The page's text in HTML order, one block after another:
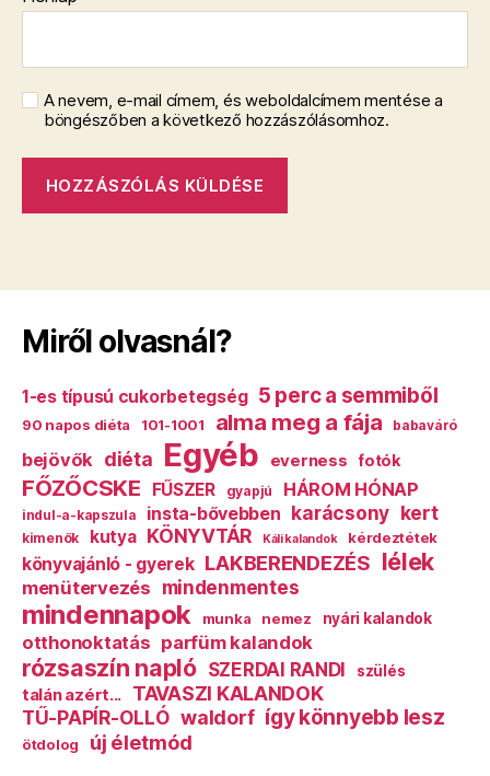
A nevem, e-mail címem, és weboldalcímem mentése a
böngészőben a következő hozzászólásomhoz.
Miről olvasnál?
1-es típusú cukorbetegség 5 perc a semmiből
90 napos diéta 101-1001 alma meg a fája babaváró
bejövők diéta Egyéb everness fotók
FŐZŐCSKE FŰSZER gyapjú HÁROM HÓNAP
indul-a-kapszula insta-bővebben karácsony kert
kimenők kutya KÖNYVTÁR Káli kalandok kérdeztétek
könyvajánló - gyerek LAKBERENDEZÉS lélek
menütervezés mindenmentes
mindennapok munka nemez nyári kalandok
otthonoktatás parfüm kalandok
rózsaszín napló SZERDAI RANDI szülés
talán azért...
TAVASZI KALANDOK
TŰ-PAPÍR-OLLÓ waldorf így könnyebb lesz
ötdolog új életmód